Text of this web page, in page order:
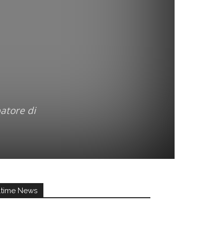
di
News